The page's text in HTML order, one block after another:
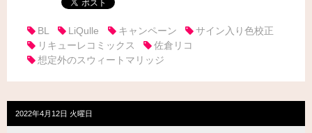
BL LiQulle キャンペーン
サイン入り色校正
リキューレコミックス
佐倉リコ
想定外のスウィートマリッジ
2022年4月12日 火曜日